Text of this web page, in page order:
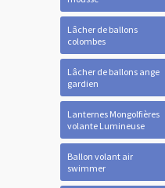
Lâcher de ballons
colombes
Lâcher de ballons ange
gardien
Lanternes Mongolfières
volante Lumineuse
Ballon volant air
swimmer